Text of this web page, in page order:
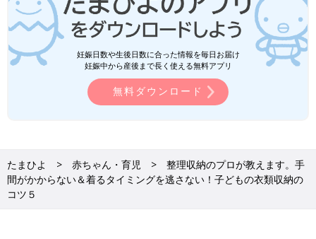
妊娠日数や生後日数に合った情報を毎日お届け
妊娠中から産後まで長く使える無料アプリ
無料ダウンロード
たまひよ 赤ちゃん・育児
整理収納のプロが教えます。手
間がかからない＆着るタイミングを逃さない！子どもの衣類収納の
コツ５